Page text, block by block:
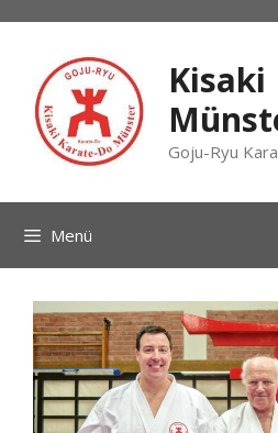
Inhalt
Kisaki
Goju-Ryu
Menü